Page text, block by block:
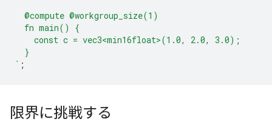
  @compute @workgroup_size(1)
  fn main() {
    const c = vec3<min16float>(1.0, 2.0, 3.0);
  }
` ;
限界に挑戦する